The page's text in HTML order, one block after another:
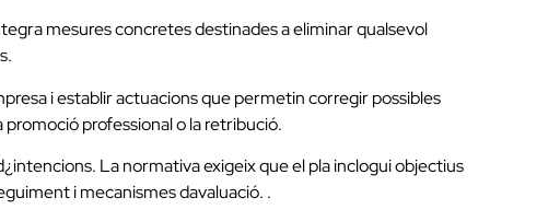
mesures concretes destinades a eliminar qualsevol
i establir actuacions que permetin corregir possibles
professional o la retribució.
La normativa exigeix ​​que el pla inclogui objectius
i mecanismes davaluació. .